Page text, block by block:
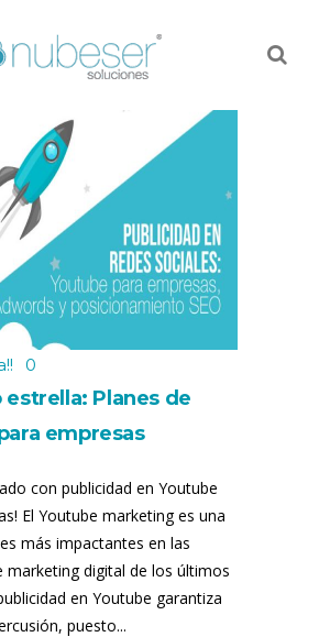
! 0
Planes de
empresas
con publicidad en Youtube
El Youtube marketing es una
más impactantes en las
marketing digital de los últimos
en Youtube garantiza
puesto...